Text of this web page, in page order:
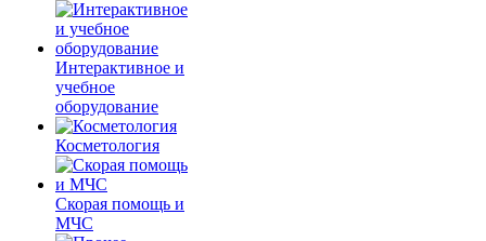
Интерактивное и
учебное
оборудование
Косметология
Скорая помощь и
МЧС